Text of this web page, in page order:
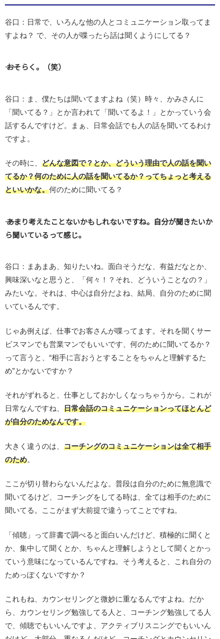
谷口：日常で、いろんな他の人とコミュニケーション取ってま
すよね？ で、その人が喋ったら話は聞くようにしてる？
―― おそらく。（笑）
谷口：ま、僕たちは聞いてますよね（笑）時々、かみさんに
「聞いてる？」とか言われて「聞いてるよ！」とかっていう会
話するんですけど。まぁ、日常会話でも人の話を聞いてるわけ
ですよ。
その時に、 どんな意図で？とか、どういう理由で人の話を聞い
てるか？何のために人の話を聞いてるか？ってちょっと考える
といいかな。何のために聞いてる？
―― あまり考えたことないかもしれないですね。自分が聞きたいか
ら聞いているって感じ。
谷口：まあまあ、知りたいね。面白そうだな、有益だなとか、
興味深いなと思うと、「何々！？それ、どういうことなの？」
みたいな。それは、中心は自分だよね、結局、自分のために聞
いているんです。
じゃあ例えば、仕事でお客さんが喋ってます。それを聞くサー
ビスマンでも営業マンでもいいです、何のために聞いてるか？
って言うと、“相手に言おうとすることをちゃんと理解するた
め”とかないですか？
それがずれると、仕事としておかしくなっちゃうから。これが
日常なんですね、 日常会話のコミュニケーションってほとんど
が自分のためなんです。
大きく違うのは、 コーチングのコミュニケーションは全て相手
のため。
ここが切り替わらないんだよな。普段は自分のために無意識で
聞いてるけど、コーチングをしてる時は、全ては相手のために
聞いてる。ここがまず大前提で違うってことですね。
「傾聴」って辞書で調べると面白いんだけど、積極的に聞くと
か、集中して聞くとか、ちゃんと理解しようとして聞くとかっ
ていう意味になっているんですね。そう考えると、これ自分の
ためっぽくないですか？
これもね、カウンセリングと微妙に重なるんですよね。だか
ら、カウンセリング勉強してる人と、コーチング勉強してる人
で、傾聴でもいいんですよ、アクティブリスニングでもいいん